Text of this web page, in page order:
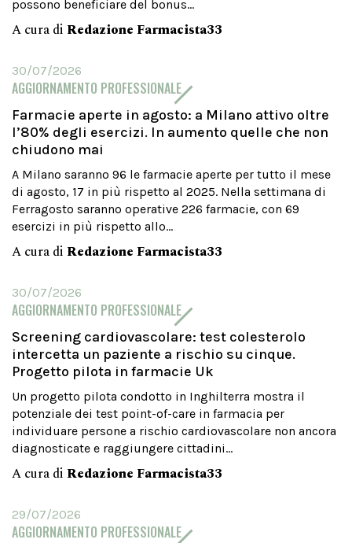
possono beneficiare del bonus...
A cura di Redazione Farmacista33
30/07/2026
AGGIORNAMENTO PROFESSIONALE
Farmacie aperte in agosto: a Milano attivo oltre
l’80% degli esercizi. In aumento quelle che non
chiudono mai
A Milano saranno 96 le farmacie aperte per tutto il mese
di agosto, 17 in più rispetto al 2025. Nella settimana di
Ferragosto saranno operative 226 farmacie, con 69
esercizi in più rispetto allo...
A cura di Redazione Farmacista33
30/07/2026
AGGIORNAMENTO PROFESSIONALE
Screening cardiovascolare: test colesterolo
intercetta un paziente a rischio su cinque.
Progetto pilota in farmacie Uk
Un progetto pilota condotto in Inghilterra mostra il
potenziale dei test point-of-care in farmacia per
individuare persone a rischio cardiovascolare non ancora
diagnosticate e raggiungere cittadini...
A cura di Redazione Farmacista33
29/07/2026
AGGIORNAMENTO PROFESSIONALE